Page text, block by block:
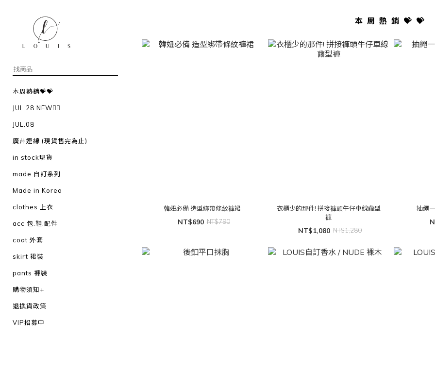
本周熱銷💝💝
JUL.28 NEW❤️‍🔥
JUL.08
廣州連線 (現貨售完為止)
in stock現貨
made.自訂系列
Made in Korea
clothes 上衣
acc 包.鞋.配件
coat 外套
skirt 裙裝
pants 褲裝
購物須知+
退換貨政策
VIP招募中
本周熱銷💝💝
韓妞必備 造型綁帶條紋褲裙
NT$690 NT$790
衣櫃少的那件! 拼接褲頭牛仔車線繭型
褲
NT$1,080 NT$1,280
抽繩